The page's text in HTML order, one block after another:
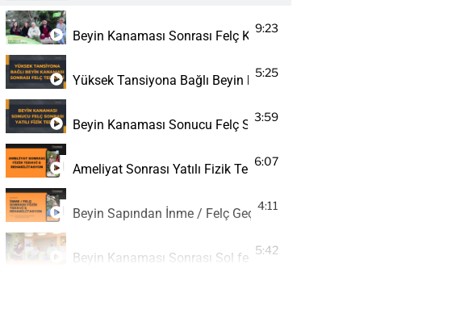
Beyin Kanaması Sonrası Felç Kalan Afazik Hastanın Yatılı Fizik
9:23
Yüksek Tansiyona Bağlı Beyin kanaması Sonucu Felç Tedavisi
5:25
Beyin Kanaması Sonucu Felç Sonrası Yatılı Fizik Tedavi &
3:59
Ameliyat Sonrası Yatılı Fizik Tedavi & Rehabilitasyon - Eksen Sağlık
6:07
Beyin Sapından İnme / Felç Geçiren Hastamızın Fizik Tedavi &
4:11
Beyin Kanaması Sonrası Sol felç Yatılı Fizik Tedavi & Rehabilitasyon
5:42